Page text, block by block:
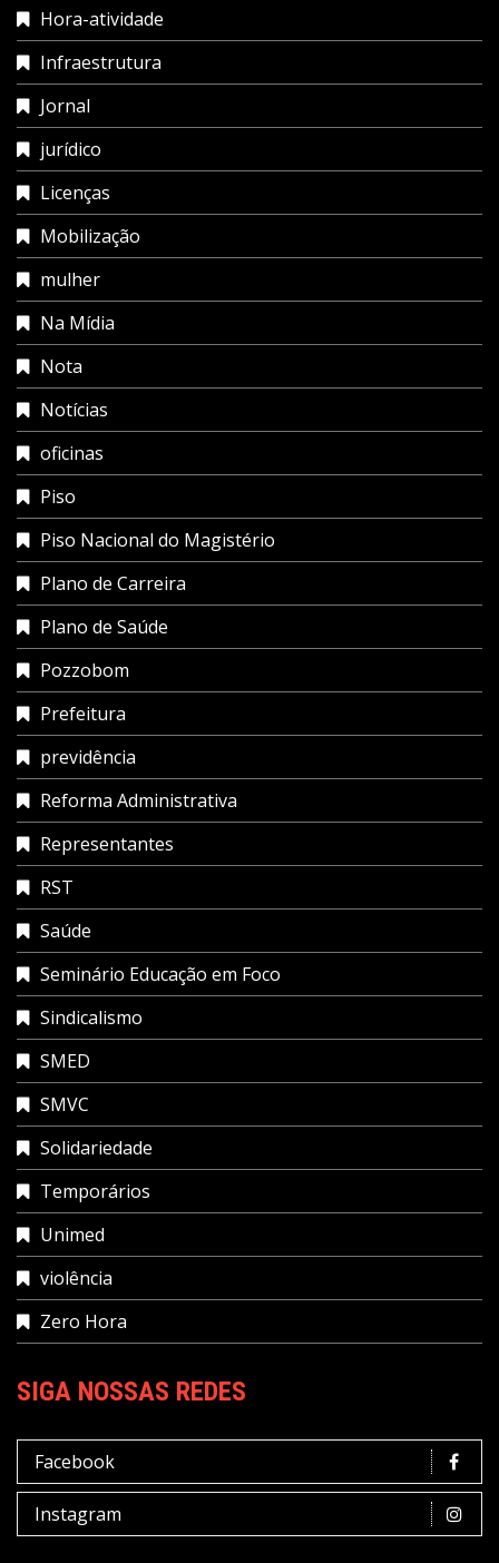
Hora-atividade
Infraestrutura
Jornal
jurídico
Licenças
Mobilização
mulher
Na Mídia
Nota
Notícias
oficinas
Piso
Piso Nacional do Magistério
Plano de Carreira
Plano de Saúde
Pozzobom
Prefeitura
previdência
Reforma Administrativa
Representantes
RST
Saúde
Seminário Educação em Foco
Sindicalismo
SMED
SMVC
Solidariedade
Temporários
Unimed
violência
Zero Hora
SIGA NOSSAS REDES
Facebook
Instagram